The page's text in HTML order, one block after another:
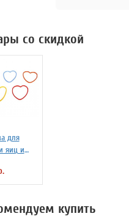
со скидкой
для
яиц и
купить